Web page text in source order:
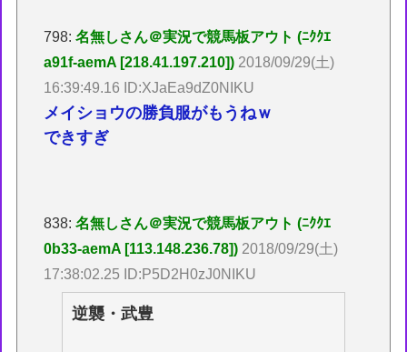
798:名無しさん＠実況で競馬板アウト (ﾆｸｸｴ
a91f-aemA [218.41.197.210]) 2018/09/29(土)
16:39:49.16 ID:XJaEa9dZ0NIKU
メイショウの勝負服がもうねｗ
できすぎ
838:名無しさん＠実況で競馬板アウト (ﾆｸｸｴ
0b33-aemA [113.148.236.78]) 2018/09/29(土)
17:38:02.25 ID:P5D2H0zJ0NIKU
逆襲・武豊